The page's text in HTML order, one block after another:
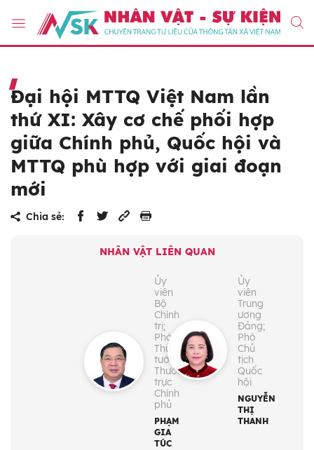
Đại hội MTTQ Việt Nam lần
thứ XI: Xây cơ chế phối hợp
giữa Chính phủ, Quốc hội và
MTTQ phù hợp với giai đoạn
mới
Chia sẻ:
NHÂN VẬT LIÊN QUAN
Ủy
viên
Bộ
Chính
trị;
Phó
Thủ
tướng
Thường
trực
Chính
phủ
PHẠM
GIA
TÚC
Ủy
viên
Trung
ương
Đảng;
Phó
Chủ
tịch
Quốc
hội
NGUYỄN
THỊ
THANH